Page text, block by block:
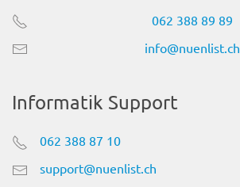
062 388 89 89
info@nuenlist.ch
Informatik Support
062 388 87 10
support@nuenlist.ch